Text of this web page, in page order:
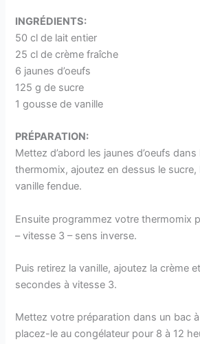
INGRÉDIENTS:
50 cl de lait entier
25 cl de crème fraîche
6 jaunes d’oeufs
125 g de sucre
1 gousse de vanille
PRÉPARATION:
Mettez d’abord les jaunes d’oeufs
thermomix, ajoutez en dessus le
vanille fendue.
Ensuite programmez votre thermomix
– vitesse 3 – sens inverse.
Puis retirez la vanille, ajoutez la crème
secondes à vitesse 3.
Mettez votre préparation dans un bac
placez-le au congélateur pour 8 à 12